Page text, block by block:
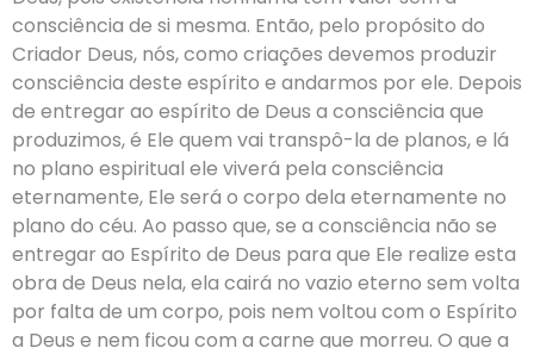
consciência de si mesma. Então, pelo propósito do
Criador Deus, nós, como criações devemos produzir
consciência deste espírito e andarmos por ele. Depois
de entregar ao espírito de Deus a consciência que
produzimos, é Ele quem vai transpô-la de planos, e lá
no plano espiritual ele viverá pela consciência
eternamente, Ele será o corpo dela eternamente no
plano do céu. Ao passo que, se a consciência não se
entregar ao Espírito de Deus para que Ele realize esta
obra de Deus nela, ela cairá no vazio eterno sem volta
por falta de um corpo, pois nem voltou com o Espírito
a Deus e nem ficou com a carne que morreu. O que a